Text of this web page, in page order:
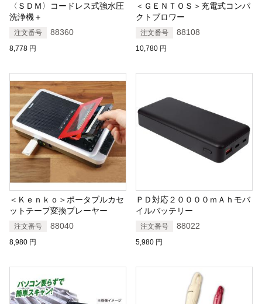
〈ＳＤＭ〉コードレス式強水圧
洗浄機＋
注文番号 88360
8,778 円
＜ＧＥＮＴＯＳ＞充電式コンパ
クトブロワー
注文番号 88108
10,780 円
＜Ｋｅｎｋｏ＞ポータブルカセ
ットテープ変換プレーヤー
注文番号 88040
8,980 円
ＰＤ対応２００００ｍＡｈモバ
イルバッテリー
注文番号 88022
5,980 円